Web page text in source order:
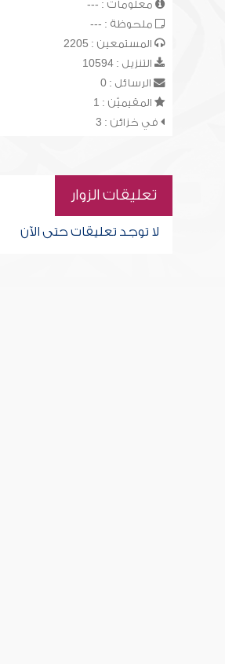
معلومات : ---
ملحوظة : ---
المستمعين : 2205
التنزيل : 10594
الرسائل : 0
المقيميّن : 1
في خزائن : 3
تعليقات الزوار
لا توجد تعليقات حتى الآن